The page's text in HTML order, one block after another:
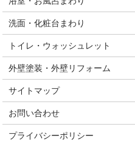
洗面・化粧台まわり
トイレ・ウォッシュレット
外壁塗装・外壁リフォーム
サイトマップ
お問い合わせ
プライバシーポリシー